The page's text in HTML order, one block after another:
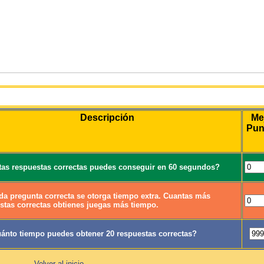
Descripción
respuestas correctas puedes conseguir en 60 segundos?
pregunta correcta se otorga tiempo extra. Cuantas más
correctas obtienes juegas más tiempo.
tiempo puedes obtener 20 respuestas correctas?